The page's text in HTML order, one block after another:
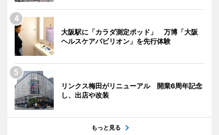
大阪駅に「カラダ測定ポッド」 万博「大阪
ヘルスケアパビリオン」を先行体験
リンクス梅田がリニューアル 開業6周年記念
し、出店や改装
もっと見る